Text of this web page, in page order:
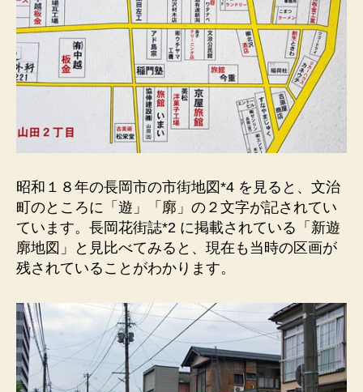
昭和１８年の長岡市の市街地図*4 を見ると、文治
町のところに「遊」「廓」の２文字が記されてい
ています。長岡花街誌*2 に掲載されている「新遊
廓地図」と見比べてみると、現在も当時の区画が
残されていることがわかります。